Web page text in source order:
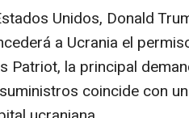
Unidos, Donald
a Ucrania el
Patriot, la principal
coincide con